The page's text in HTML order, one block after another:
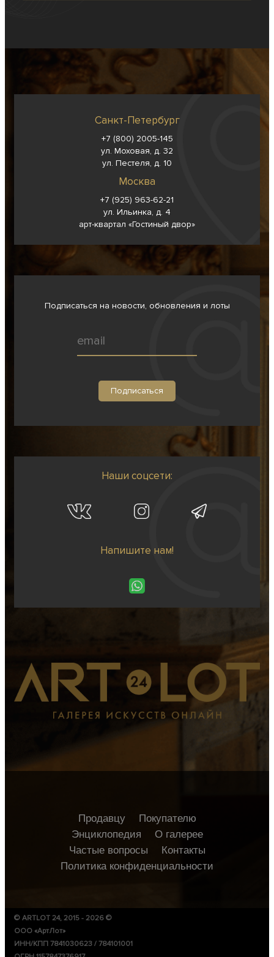
Санкт-Петербург
+7 (800) 2005-145
ул. Моховая, д. 32
ул. Пестеля, д. 10
Москва
+7 (925) 963-62-21
ул. Ильинка, д. 4
арт-квартал «Гостиный двор»
Подписаться на новости, обновления и лоты
Наши соцсети:
Напишите нам!
Продавцу
Покупателю
Энциклопедия
О галерее
Частые вопросы
Контакты
Политика конфиденциальности
© ARTLOT 24, 2015 - 2026 ©
ООО «АртЛот»
ИНН/КПП 7841030623 / 784101001